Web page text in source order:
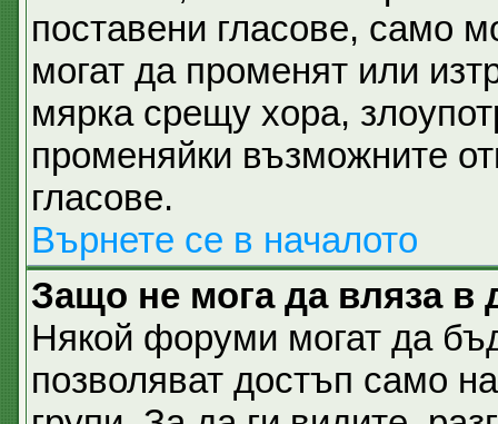
поставени гласове, само
могат да променят или
мярка срещу хора,
променяйки възможните
гласове.
Върнете се в началото
Защо не мога да вляза
Някой форуми могат да
позволяват достъп само